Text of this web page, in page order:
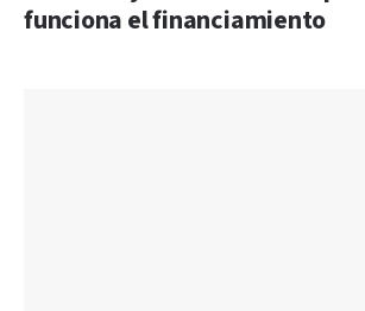
funciona el financiamiento